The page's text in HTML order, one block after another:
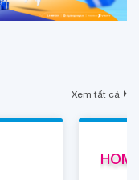
Xem tất cả